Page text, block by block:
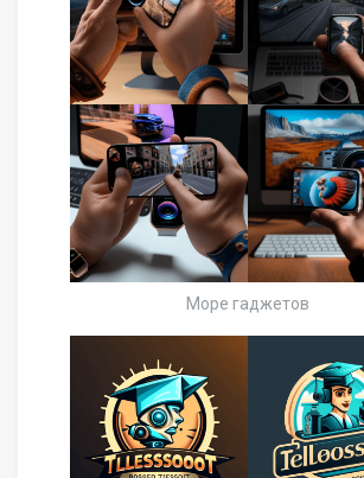
Море гаджетов